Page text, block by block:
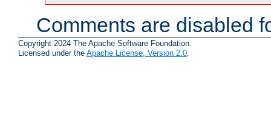
Comments are disabled
Copyright 2024 The Apache Software Foundation.
Licensed under the Apache License, Version 2.0.